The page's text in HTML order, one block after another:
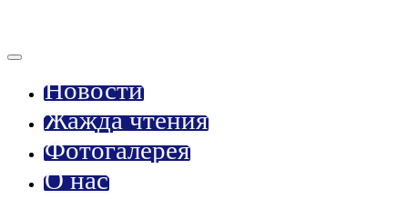
Новости
Жажда чтения
Фотогалерея
О нас